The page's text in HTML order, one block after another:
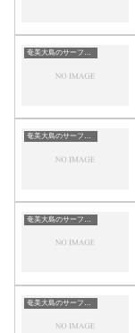
奄美大島のサーフィン波情報・ポイント・スポット一覧
奄美大島のサーフィン波情報・ポイント・スポット一覧
奄美大島のサーフィン波情報・ポイント・スポット一覧